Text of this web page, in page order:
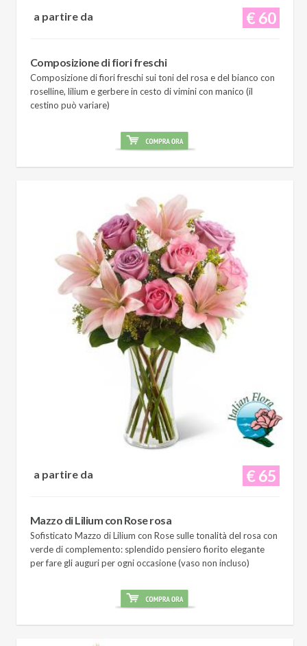
€ 60
a partire da
Composizione di fiori freschi
Composizione di fiori freschi sui toni del rosa e del bianco con
roselline, lilium e gerbere in cesto di vimini con manico (il
cestino può variare)
€ 65
a partire da
Mazzo di Lilium con Rose rosa
Sofisticato Mazzo di Lilium con Rose sulle tonalità del rosa con
verde di complemento: splendido pensiero fiorito elegante
per fare gli auguri per ogni occasione (vaso non incluso)